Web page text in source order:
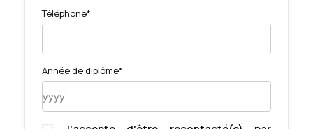
Téléphone*
Année de diplôme*